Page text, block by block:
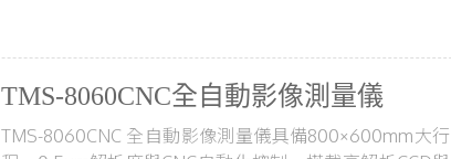
TMS-8060CNC全自動影像測量儀
TMS-8060CNC 全自動影像測量儀具備800×600mm大行